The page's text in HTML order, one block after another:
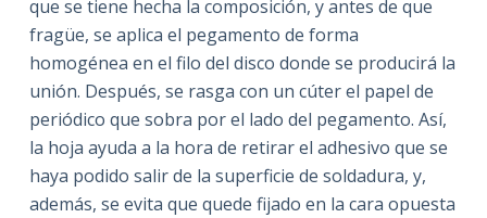
que se tiene hecha la composición, y antes de que
fragüe, se aplica el pegamento de forma
homogénea en el filo del disco donde se producirá la
unión. Después, se rasga con un cúter el papel de
periódico que sobra por el lado del pegamento. Así,
la hoja ayuda a la hora de retirar el adhesivo que se
haya podido salir de la superficie de soldadura, y,
además, se evita que quede fijado en la cara opuesta